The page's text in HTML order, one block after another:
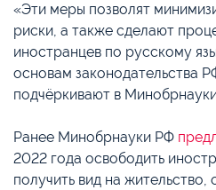
«Эти меры позволят
риски, а также сделают
иностранцев по русскому
основам законодательства
подчёркивают в
Ранее Минобрнауки РФ
2022 года освободить
получить вид на жительство,